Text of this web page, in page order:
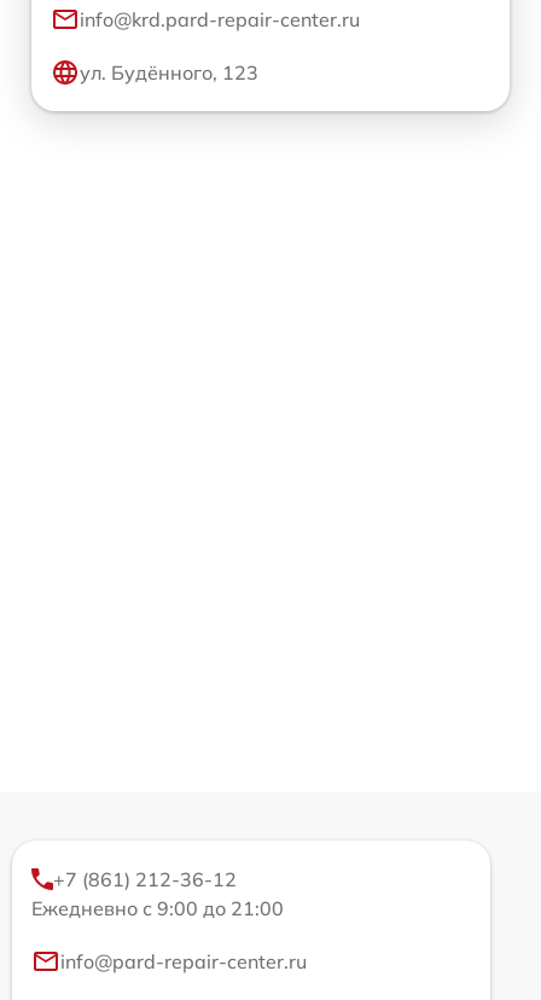
info@krd.pard-repair-center.ru
ул. Будённого, 123
+7 (861) 212-36-12
Ежедневно с 9:00 до 21:00
info@pard-repair-center.ru